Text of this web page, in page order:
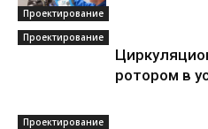
Проектирование
Проектирование
ротором в
Проектирование